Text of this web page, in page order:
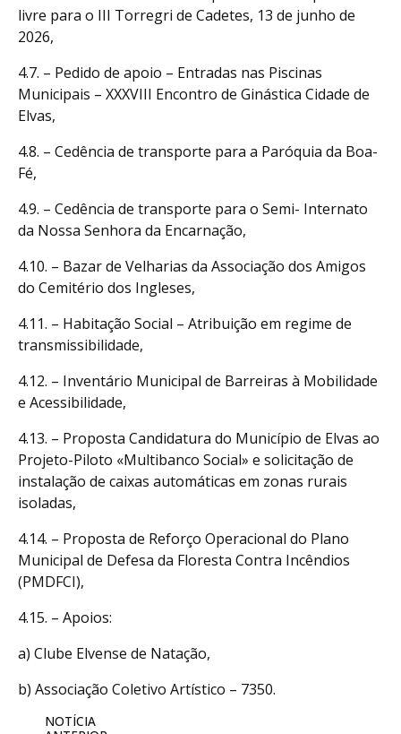
livre para o III Torregri de Cadetes, 13 de junho de
2026,
4.7. – Pedido de apoio – Entradas nas Piscinas
Municipais – XXXVIII Encontro de Ginástica Cidade de
Elvas,
4.8. – Cedência de transporte para a Paróquia da Boa-
Fé,
4.9. – Cedência de transporte para o Semi- Internato
da Nossa Senhora da Encarnação,
4.10. – Bazar de Velharias da Associação dos Amigos
do Cemitério dos Ingleses,
4.11. – Habitação Social – Atribuição em regime de
transmissibilidade,
4.12. – Inventário Municipal de Barreiras à Mobilidade
e Acessibilidade,
4.13. – Proposta Candidatura do Município de Elvas ao
Projeto-Piloto «Multibanco Social» e solicitação de
instalação de caixas automáticas em zonas rurais
isoladas,
4.14. – Proposta de Reforço Operacional do Plano
Municipal de Defesa da Floresta Contra Incêndios
(PMDFCI),
4.15. – Apoios:
a) Clube Elvense de Natação,
b) Associação Coletivo Artístico – 7350.
NOTÍCIA